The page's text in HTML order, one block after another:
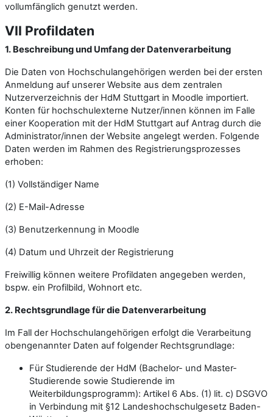
vollumfänglich genutzt werden.
VII Profildaten
1. Beschreibung und Umfang der Datenverarbeitung
Die Daten von Hochschulangehörigen werden bei der ersten
Anmeldung auf unserer Website aus dem zentralen
Nutzerverzeichnis der HdM Stuttgart in Moodle importiert.
Konten für hochschulexterne Nutzer/innen können im Falle
einer Kooperation mit der HdM Stuttgart auf Antrag durch die
Administrator/innen der Website angelegt werden. Folgende
Daten werden im Rahmen des Registrierungsprozesses
erhoben:
(1) Vollständiger Name
(2) E-Mail-Adresse
(3) Benutzerkennung in Moodle
(4) Datum und Uhrzeit der Registrierung
Freiwillig können weitere Profildaten angegeben werden,
bspw. ein Profilbild, Wohnort etc.
2. Rechtsgrundlage für die Datenverarbeitung
Im Fall der Hochschulangehörigen erfolgt die Verarbeitung
obengenannter Daten auf folgender Rechtsgrundlage:
Für Studierende der HdM (Bachelor- und Master-
Studierende sowie Studierende im
Weiterbildungsprogramm): Artikel 6 Abs. (1) lit. c) DSGVO
in Verbindung mit §12 Landeshochschulgesetz Baden-